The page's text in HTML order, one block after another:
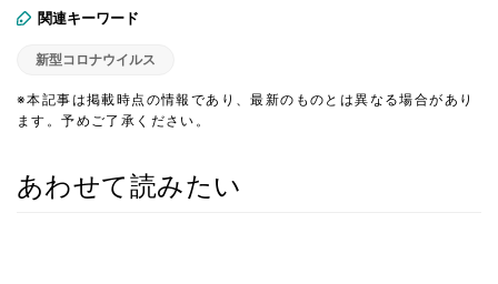
関連キーワード
新型コロナウイルス
※本記事は掲載時点の情報であり、最新のものとは異なる場合があり
ます。予めご了承ください。
あわせて読みたい